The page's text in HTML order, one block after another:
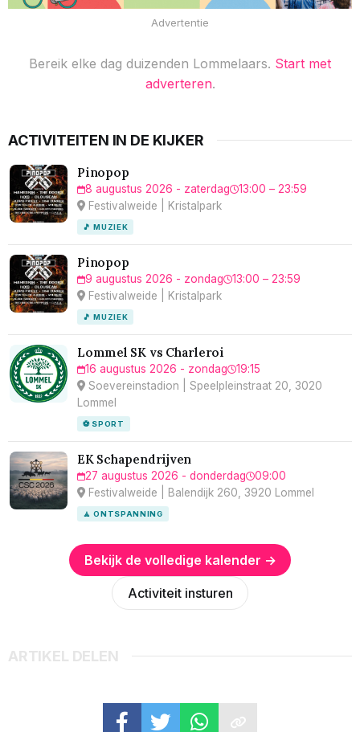
Advertentie
Bereik elke dag duizenden Lommelaars. Start met
adverteren.
ACTIVITEITEN IN DE KIJKER
Pinopop
8 augustus 2026 - zaterdag
13:00 – 23:59
Festivalweide | Kristalpark
🎵 MUZIEK
Pinopop
9 augustus 2026 - zondag
13:00 – 23:59
Festivalweide | Kristalpark
🎵 MUZIEK
Lommel SK vs Charleroi
16 augustus 2026 - zondag
19:15
Soevereinstadion | Speelpleinstraat 20, 3020
Lommel
⚽ SPORT
EK Schapendrijven
27 augustus 2026 - donderdag
09:00
Festivalweide | Balendijk 260, 3920 Lommel
🧘 ONTSPANNING
Bekijk de volledige kalender →
Activiteit insturen
ARTIKEL DELEN